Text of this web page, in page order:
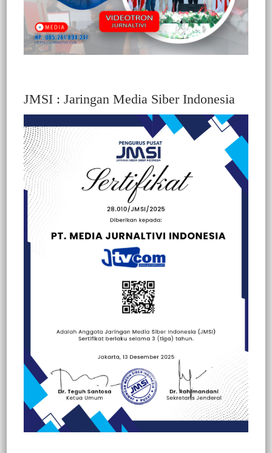
JMSI : Jaringan Media Siber Indonesia